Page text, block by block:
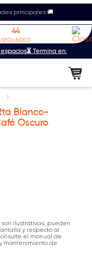
principales 🚚
Termina en:
44
SEGUNDOS
Blanco-
Oscuro
ilustrativas, pueden
y respecto al
el manual de
mantenimiento de